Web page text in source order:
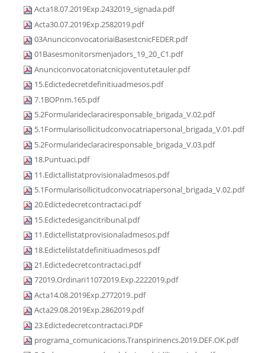
Acta18.07.2019Exp.2432019_signada.pdf
Acta30.07.2019Exp.2582019.pdf
03AnunciconvocatoriaiBasestcnicFEDER.pdf
01Basesmonitorsmenjadors_19_20_C1.pdf
Anunciconvocatoriatcnicjoventutetauler.pdf
15.Edictedecretdefinitiuadmesos.pdf
7.1BOPnm.165.pdf
5.2Formularideclaraciresponsable_brigada_V.02.pdf
5.1Formularisollicitudconvocatriapersonal_brigada_V.01.pdf
5.2Formularideclaraciresponsable_brigada_V.03.pdf
18.Puntuaci.pdf
11.Edictallistatprovisionaladmesos.pdf
5.1Formularisollicitudconvocatriapersonal_brigada_V.02.pdf
20.Edictedecretcontractaci.pdf
15.Edictedesigancitribunal.pdf
11.Edictellistatprovisionaladmesos.pdf
18.Edictelilstatdefinitiuadmesos.pdf
21.Edictedecretcontractaci.pdf
72019.Ordinari11072019.Exp.2222019.pdf
Acta14.08.2019Exp.2772019..pdf
Acta29.08.2019Exp.2862019.pdf
23.Edictedecretcontractaci.PDF
programa_comunicacions.Transpirinencs.2019.DEF.OK.pdf